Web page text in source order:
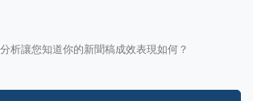
析讓您知道你的新聞稿成效表現如何？